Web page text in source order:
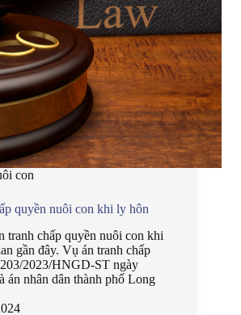
con
quyền nuôi con khi ly hôn
tranh chấp quyền nuôi con khi
gần đây. Vụ án tranh chấp
2023/HNGD-ST ngày
án nhân dân thành phố Long